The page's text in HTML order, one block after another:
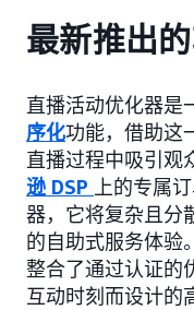
最新推出的
直播活动优化器是
序化功能，借助这
直播过程中吸引观
逊 DSP
上的专属
器，它将复杂且分
的自助式服务体验
整合了通过认证的
互动时刻而设计的